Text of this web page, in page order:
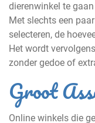
dierenwinkel te
Met slechts een
selecteren, de
Het wordt
zonder gedoe of
Groot
Online winkels die